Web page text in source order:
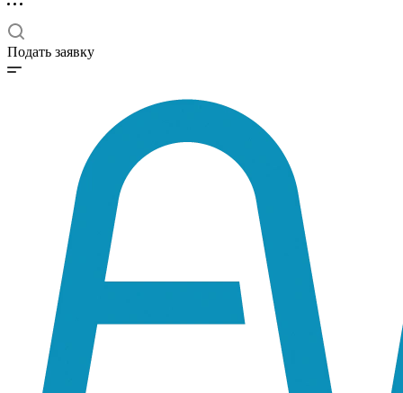
Подать заявку